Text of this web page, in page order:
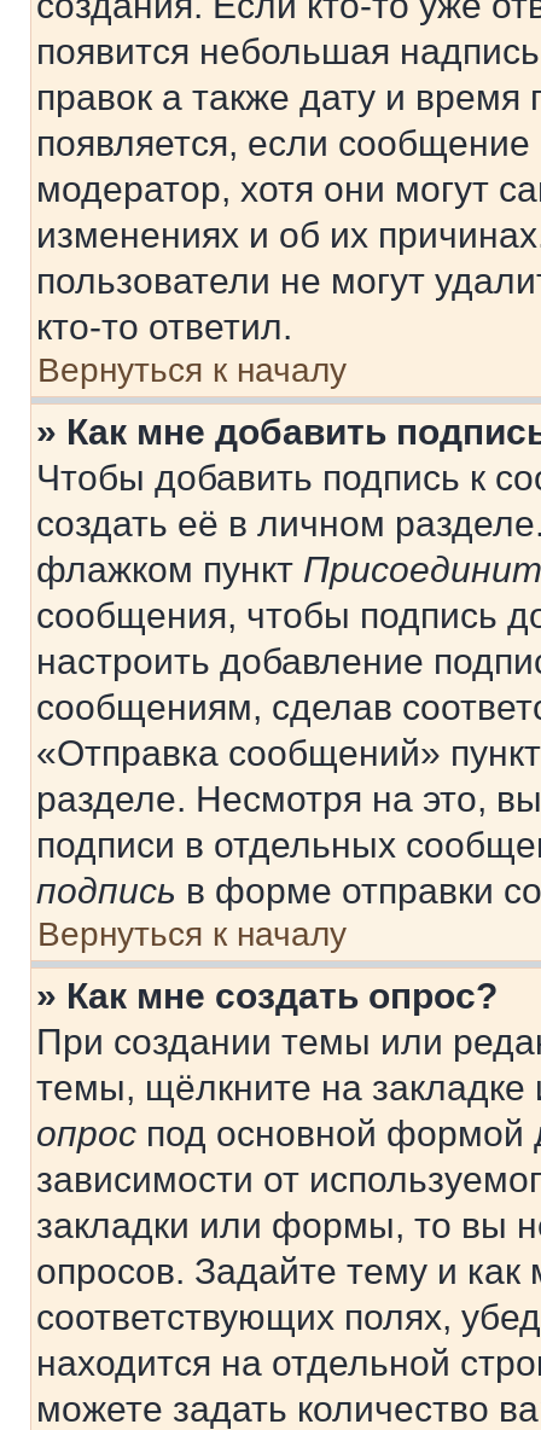
появится небольшая
правок а также дату и
появляется, если
модератор, хотя они могут
изменениях и об их
пользователи не могут
кто-то ответил.
Вернуться к началу
» Как мне добавить
Чтобы добавить подпись к
создать её в личном
флажком пункт
сообщения, чтобы подпись
настроить добавление
сообщениям, сделав
«Отправка сообщений»
разделе. Несмотря на это,
подписи в отдельных
подпись в форме отправки
Вернуться к началу
» Как мне создать опрос?
При создании темы или
темы, щёлкните на
опрос под основной формой
зависимости от
закладки или формы, то вы
опросов. Задайте тему и
соответствующих полях,
находится на отдельной
можете задать количество